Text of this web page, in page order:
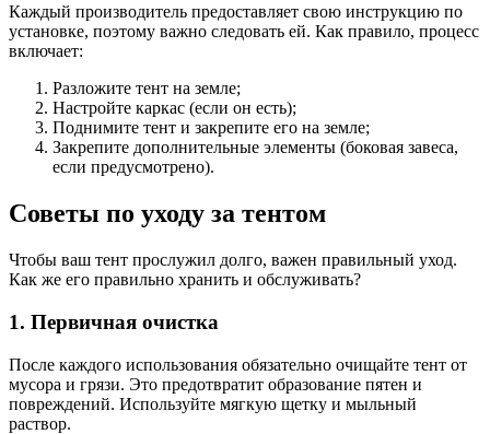
Каждый производитель предоставляет свою инструкцию по
установке, поэтому важно следовать ей. Как правило, процесс
включает:
Разложите тент на земле;
Настройте каркас (если он есть);
Поднимите тент и закрепите его на земле;
Закрепите дополнительные элементы (боковая завеса,
если предусмотрено).
Советы по уходу за тентом
Чтобы ваш тент прослужил долго, важен правильный уход.
Как же его правильно хранить и обслуживать?
1. Первичная очистка
После каждого использования обязательно очищайте тент от
мусора и грязи. Это предотвратит образование пятен и
повреждений. Используйте мягкую щетку и мыльный
раствор.